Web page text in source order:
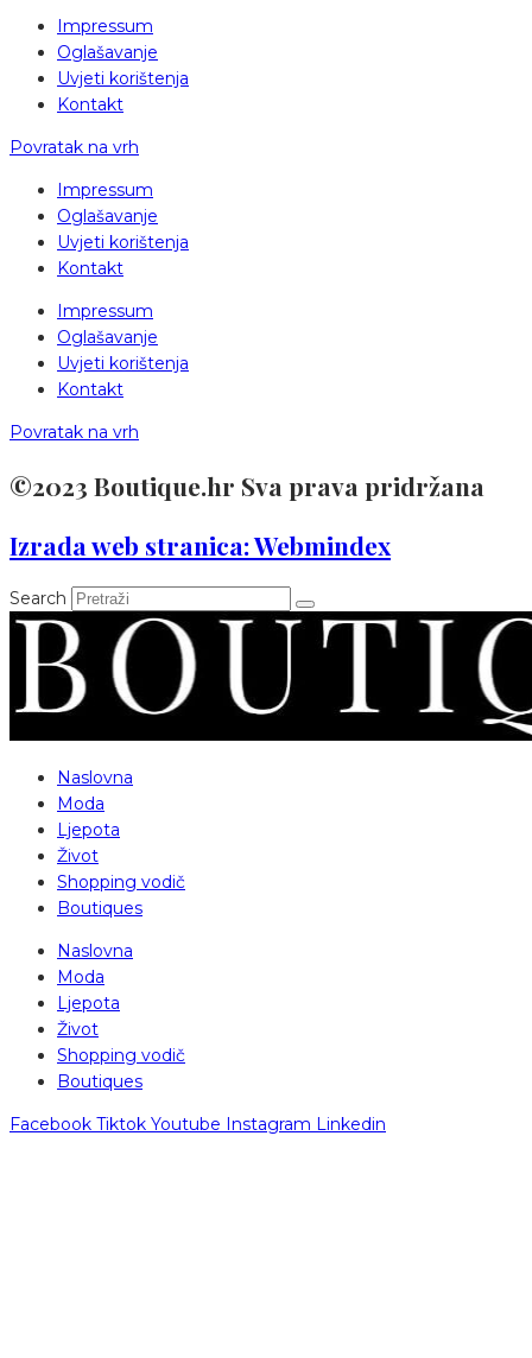
Impressum
Oglašavanje
Uvjeti korištenja
Kontakt
Povratak na vrh
Impressum
Oglašavanje
Uvjeti korištenja
Kontakt
Impressum
Oglašavanje
Uvjeti korištenja
Kontakt
Povratak na vrh
©2023 Boutique.hr Sva prava pridržana
Izrada web stranica: Webmindex
Search
Naslovna
Moda
Ljepota
Život
Shopping vodič
Boutiques
Naslovna
Moda
Ljepota
Život
Shopping vodič
Boutiques
Facebook Tiktok Youtube Instagram Linkedin